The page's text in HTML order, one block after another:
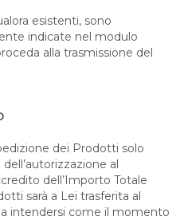
esistenti, sono
indicate nel modulo
alla trasmissione del
dei Prodotti solo
al
dell’Importo Totale
sarà a Lei trasferita al
intendersi come il momento